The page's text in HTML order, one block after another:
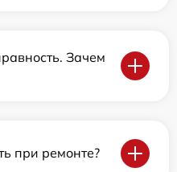
Зачем
при ремонте?